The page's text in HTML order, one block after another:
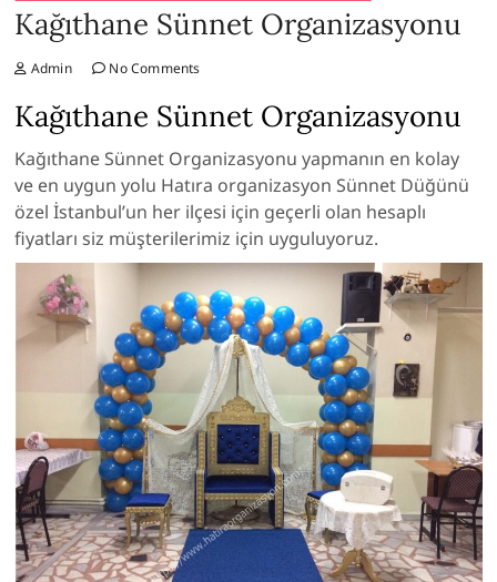
Kağıthane Sünnet Organizasyonu
Admin No Comments
Kağıthane Sünnet Organizasyonu
Kağıthane Sünnet Organizasyonu yapmanın en kolay
ve en uygun yolu Hatıra organizasyon Sünnet Düğünü
özel İstanbul’un her ilçesi için geçerli olan hesaplı
fiyatları siz müşterilerimiz için uyguluyoruz.